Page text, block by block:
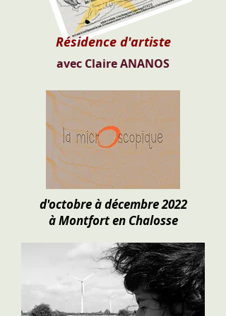
Résidence d'artiste
avec Claire ANANOS
d'octobre à décembre 2022
à Montfort en Chalosse